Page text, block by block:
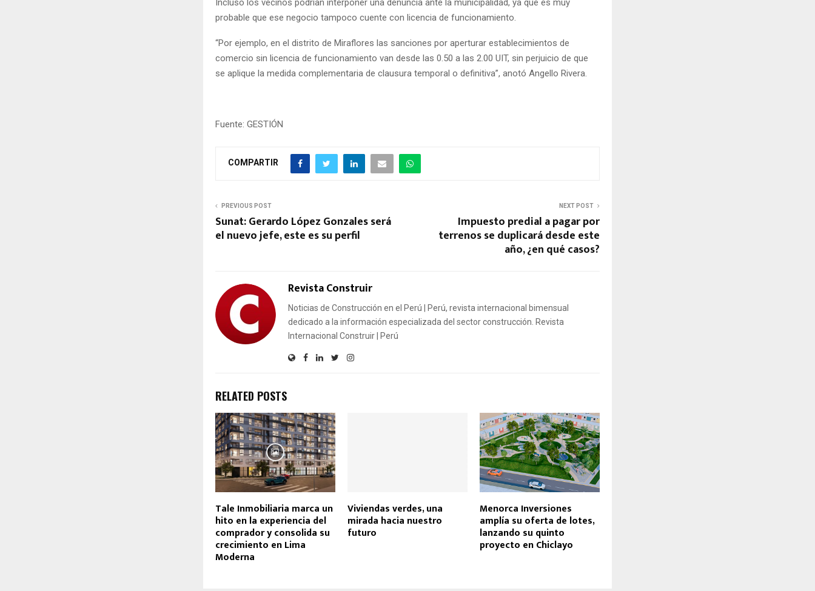
probable que ese negocio tampoco cuente con licencia de funcionamiento.
“Por ejemplo, en el distrito de Miraflores las sanciones por aperturar establecimientos de
comercio sin licencia de funcionamiento van desde las 0.50 a las 2.00 UIT, sin perjuicio de que
se aplique la medida complementaria de clausura temporal o definitiva”, anotó Angello Rivera.
Fuente: GESTIÓN
COMPARTIR
PREVIOUS POST
Sunat: Gerardo López Gonzales será
el nuevo jefe, este es su perfil
NEXT POST
Impuesto predial a pagar por
terrenos se duplicará desde este
año, ¿en qué casos?
Revista Construir
Noticias de Construcción en el Perú | Perú, revista internacional bimensual
dedicado a la información especializada del sector construcción. Revista
Internacional Construir | Perú
RELATED POSTS
Tale Inmobiliaria marca un
hito en la experiencia del
comprador y consolida su
crecimiento en Lima
Moderna
Viviendas verdes, una
mirada hacia nuestro
futuro
Menorca Inversiones
amplía su oferta de lotes,
lanzando su quinto
proyecto en Chiclayo